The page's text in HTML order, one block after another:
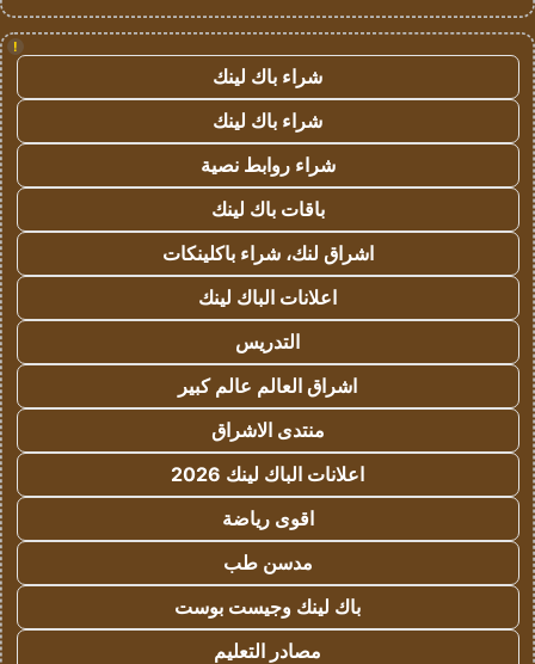
!
شراء باك لينك
شراء باك لينك
شراء روابط نصية
باقات باك لينك
اشراق لنك، شراء باكلينكات
اعلانات الباك لينك
التدريس
اشراق العالم عالم كبير
منتدى الاشراق
اعلانات الباك لينك 2026
اقوى رياضة
مدسن طب
باك لينك وجيست بوست
مصادر التعليم